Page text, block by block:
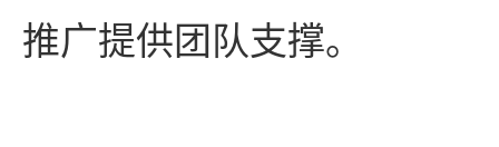
推广提供团队支撑。